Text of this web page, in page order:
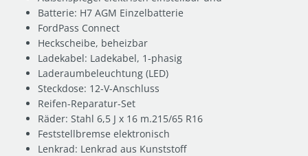
Batterie: H7 AGM Einzelbatterie
FordPass Connect
Heckscheibe, beheizbar
Ladekabel: Ladekabel, 1-phasig
Laderaumbeleuchtung (LED)
Steckdose: 12-V-Anschluss
Reifen-Reparatur-Set
Räder: Stahl 6,5 J x 16 m.215/65 R16
Feststellbremse elektronisch
Lenkrad: Lenkrad aus Kunststoff